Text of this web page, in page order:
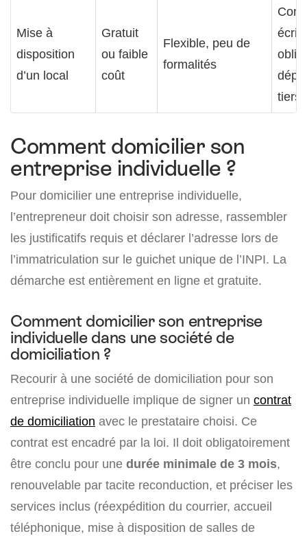
Mise à
disposition
d’un local
Gratuit
ou faible
coût
Flexible, peu de
formalités
écrite
tiers
Comment domicilier son
entreprise individuelle ?
Pour domicilier une entreprise individuelle,
l’entrepreneur doit choisir son adresse, rassembler
les justificatifs requis et déclarer l’adresse lors de
l’immatriculation sur le guichet unique de l’INPI. La
démarche est entièrement en ligne et gratuite.
Comment domicilier son entreprise
individuelle dans une société de
domiciliation ?
Recourir à une société de domiciliation pour son
entreprise individuelle implique de signer un contrat
de domiciliation avec le prestataire choisi. Ce
contrat est encadré par la loi. Il doit obligatoirement
être conclu pour une durée minimale de 3 mois,
renouvelable par tacite reconduction, et préciser les
services inclus (réexpédition du courrier, accueil
téléphonique, mise à disposition de salles de